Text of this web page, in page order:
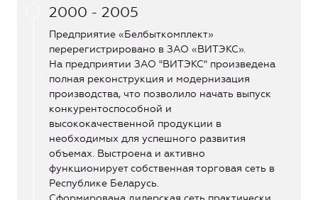
2000 - 2005
Предприятие «Белбыткомплект»
перерегистрировано в ЗАО «ВИТЭКС».
На предприятии ЗАО "ВИТЭКС" произведена
полная реконструкция и модернизация
производства, что позволило начать выпуск
конкурентоспособной и
высококачественной продукции в
необходимых для успешного развития
объемах. Выстроена и активно
функционирует собственная торговая сеть в
Республике Беларусь.